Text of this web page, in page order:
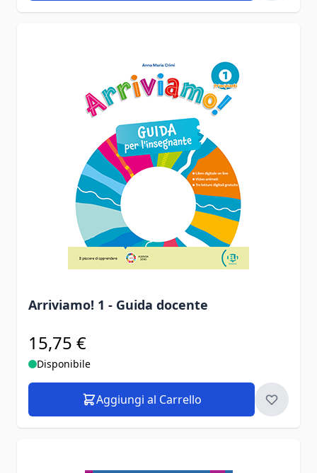
Arriviamo! 1 - Guida docente
15,75 €
Disponibile
Aggiungi al Carrello